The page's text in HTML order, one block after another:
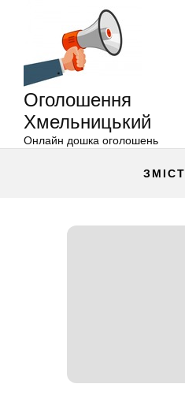
Оголошення
Хмельницький
Онлайн дошка оголошень
ЗМІСТ